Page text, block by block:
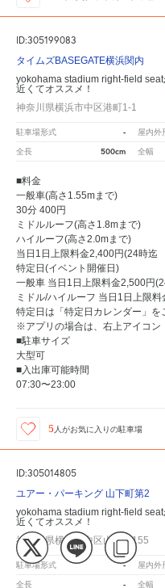
ID:305199083
タイムズBASEGATE横浜関内
yokohama stadium right-field seat
近くてオススメ！
神奈川県横浜市中区港町1-1
駐車場形式 - 屋内外
全長 500cm 全幅
■料金
一般車(高さ1.55mまで)
30分 400円
ミドルルーフ(高さ1.8mまで)
ハイルーフ(高さ2.0mまで)
当日1日上限料金2,400円(24時迄
特定日(イベント開催日)
一般車 当日1日上限料金2,500円
ミドル/ハイルーフ 当日1日上限
特定日は「特定日カレンダー」を
※アプリの場合は、右上アイコン
■駐車サイズ
大型可
■入出庫可能時間
07:30〜23:00
5人がお気に入りの駐車場
ID:305014805
ユアー・パーキング 山下町第2
yokohama stadium right-field seat
近くてオススメ！
神奈川県横浜市中区山下町155
駐車場形式 - 屋内外
全長 - 全幅